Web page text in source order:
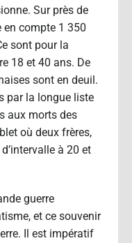
Sur près de
compte 1 350
sont pour la
18 et 40 ans. De
sont en deuil.
par la longue liste
aux morts des
où deux frères,
à 20 et
guerre
et ce souvenir
Il est impératif